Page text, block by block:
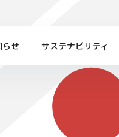
らせ サステナビリティ